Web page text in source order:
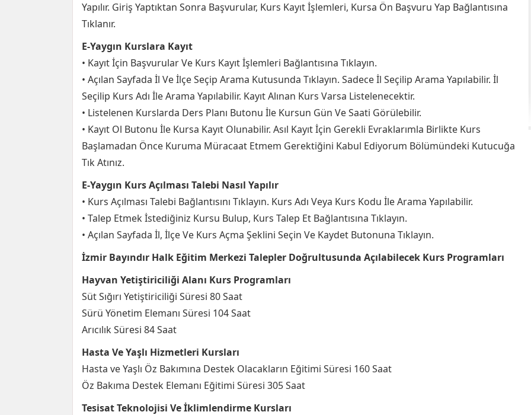
Yapılır. Giriş Yaptıktan Sonra Başvurular, Kurs Kayıt İşlemleri, Kursa Ön Başvuru Yap Bağlantısına
Tıklanır.
E-Yaygın Kurslara Kayıt
• Kayıt İçin Başvurular Ve Kurs Kayıt İşlemleri Bağlantısına Tıklayın.
• Açılan Sayfada İl Ve İlçe Seçip Arama Kutusunda Tıklayın. Sadece İl Seçilip Arama Yapılabilir. İl
Seçilip Kurs Adı İle Arama Yapılabilir. Kayıt Alınan Kurs Varsa Listelenecektir.
• Listelenen Kurslarda Ders Planı Butonu İle Kursun Gün Ve Saati Görülebilir.
• Kayıt Ol Butonu İle Kursa Kayıt Olunabilir. Asıl Kayıt İçin Gerekli Evraklarımla Birlikte Kurs
Başlamadan Önce Kuruma Müracaat Etmem Gerektiğini Kabul Ediyorum Bölümündeki Kutucuğa
Tık Atınız.
E-Yaygın Kurs Açılması Talebi Nasıl Yapılır
• Kurs Açılması Talebi Bağlantısını Tıklayın. Kurs Adı Veya Kurs Kodu İle Arama Yapılabilir.
• Talep Etmek İstediğiniz Kursu Bulup, Kurs Talep Et Bağlantısına Tıklayın.
• Açılan Sayfada İl, İlçe Ve Kurs Açma Şeklini Seçin Ve Kaydet Butonuna Tıklayın.
İzmir Bayındır Halk Eğitim Merkezi Talepler Doğrultusunda Açılabilecek Kurs Programları
Hayvan Yetiştiriciliği Alanı Kurs Programları
Süt Sığırı Yetiştiriciliği Süresi 80 Saat
Sürü Yönetim Elemanı Süresi 104 Saat
Arıcılık Süresi 84 Saat
Hasta Ve Yaşlı Hizmetleri Kursları
Hasta ve Yaşlı Öz Bakımına Destek Olacakların Eğitimi Süresi 160 Saat
Öz Bakıma Destek Elemanı Eğitimi Süresi 305 Saat
Tesisat Teknolojisi Ve İklimlendirme Kursları